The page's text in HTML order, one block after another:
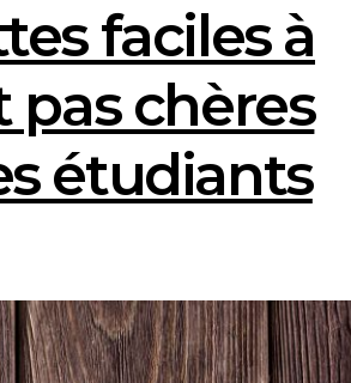
faciles à
pas chères
étudiants